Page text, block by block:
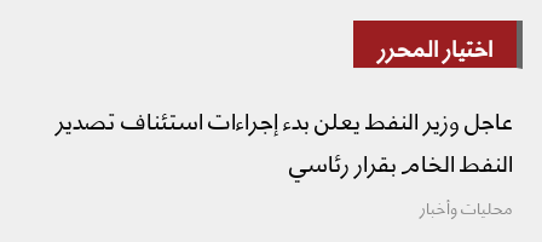
اختيار المحرر
عاجل وزير النفط يعلن بدء إجراءات استئناف تصدير
النفط الخام بقرار رئاسي
محليات وأخبار